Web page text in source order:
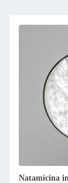
Natamicina